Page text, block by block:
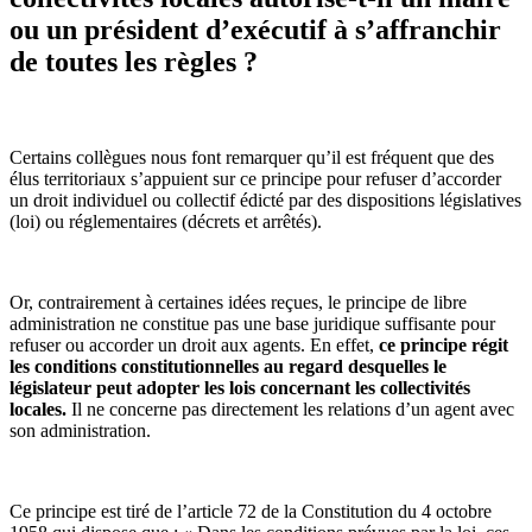
ou un président d’exécutif à s’affranchir
de toutes les règles ?
Certains collègues nous font remarquer qu’il est fréquent que des
élus territoriaux s’appuient sur ce principe pour refuser d’accorder
un droit individuel ou collectif édicté par des dispositions législatives
(loi) ou réglementaires (décrets et arrêtés).
Or, contrairement à certaines idées reçues, le principe de libre
administration ne constitue pas une base juridique suffisante pour
refuser ou accorder un droit aux agents. En effet, ce principe régit
les conditions constitutionnelles au regard desquelles le
législateur peut adopter les lois concernant les collectivités
locales. Il ne concerne pas directement les relations d’un agent avec
son administration.
Ce principe est tiré de l’article 72 de la Constitution du 4 octobre